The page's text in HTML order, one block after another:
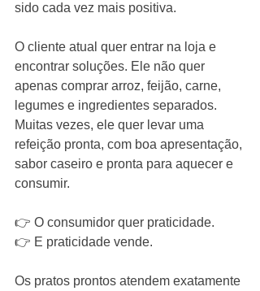
sido cada vez mais positiva.
O cliente atual quer entrar na loja e
encontrar soluções. Ele não quer
apenas comprar arroz, feijão, carne,
legumes e ingredientes separados.
Muitas vezes, ele quer levar uma
refeição pronta, com boa apresentação,
sabor caseiro e pronta para aquecer e
consumir.
👉 O consumidor quer praticidade.
👉 E praticidade vende.
Os pratos prontos atendem exatamente